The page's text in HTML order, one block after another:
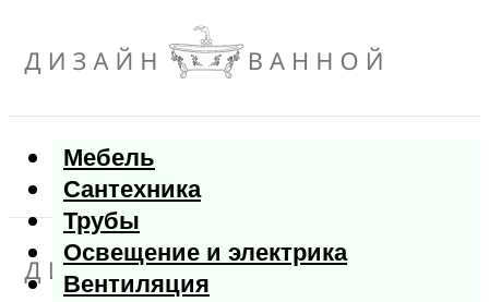
Мебель
Сантехника
Трубы
Освещение и электрика
Вентиляция